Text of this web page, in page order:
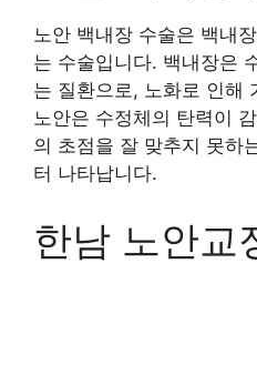
노안 백내장 수술은 백내
는 수술입니다. 백내장은
는 질환으로, 노화로 인해
노안은 수정체의 탄력이
의 초점을 잘 맞추지 못하
터 나타납니다.
한남 노안교